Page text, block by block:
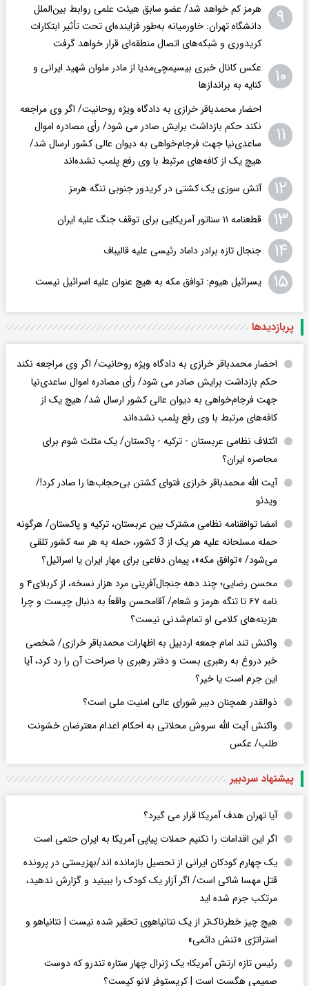
۹
هرمز کم خواهد شد/ عضو سابق هیئت علمی روابط بین‌الملل
دانشگاه تهران: خاورمیانه به‌طور فزاینده‌ای تحت تأثیر ابتکارات
کریدوری و شبکه‌های اتصال منطقه‌ای قرار خواهد گرفت
۱۰
عکس کانال خبری بیسیمچی‌مدیا از مادر ملوان شهید ایرانی و
کنایه به براندازها
۱۱
احضار محمدباقر خرازی به دادگاه ویژه روحانیت/ اگر وی مراجعه
نکند حکم بازداشت برایش صادر می شود/ رأی مصادره اموال
ساعدی‌نیا جهت فرجام‌خواهی به دیوان عالی کشور ارسال شد/
هیچ یک از کافه‌های مرتبط با وی رفع پلمب نشده‌اند
۱۲ آتش سوزی یک کشتی در کریدور جنوبی تنگه هرمز
۱۳ قطعنامه ۱۱ سناتور آمریکایی برای توقف جنگ علیه ایران
۱۴ جنجال تازه برادر داماد رئیسی علیه قالیباف
۱۵ یسرائیل هیوم: توافق مکه به هیچ عنوان علیه اسرائیل نیست
پربازدید‌ها
احضار محمدباقر خرازی به دادگاه ویژه روحانیت/ اگر وی مراجعه نکند
حکم بازداشت برایش صادر می شود/ رأی مصادره اموال ساعدی‌نیا
جهت فرجام‌خواهی به دیوان عالی کشور ارسال شد/ هیچ یک از
کافه‌های مرتبط با وی رفع پلمب نشده‌اند
ائتلاف نظامی عربستان - ترکیه - پاکستان/ یک مثلث شوم برای
محاصره ایران؟
آیت الله محمدباقر خرازی فتوای کشتن بی‌حجاب‌ها را صادر کرد!/
ویدئو
امضا توافقنامه نظامی مشترک بین عربستان، ترکیه و پاکستان/ هرگونه
حمله مسلحانه علیه هر یک از 3 کشور، حمله به هر سه کشور تلقی
می‌شود/ «توافق مکه»، پیمان دفاعی برای مهار ایران یا اسرائیل؟
محسن رضایی؛ چند دهه جنجال‌آفرینی مرد هزار نسخه، از کربلای۴ و
نامه ۶۷ تا تنگه هرمز و شعام/ آقا‌محسن واقعاً به دنبال چیست و چرا
هزینه‌های کلامی او تمام‌شدنی نیست؟
واکنش تند امام جمعه اردبیل به اظهارات محمدباقر خرازی/ شخصی
خبر دروغ به رهبری بست و دفتر رهبری با صراحت آن را رد کرد، آیا
این جرم است یا خیر؟
ذوالقدر همچنان دبیر شورای ‌عالی امنیت ملی است؟
واکنش آیت الله سروش محلاتی به احکام اعدام معترضان خشونت
طلب/ عکس
پیشنهاد سردبیر
آیا تهران هدف آمریکا قرار می گیرد؟
اگر این اقدامات را نکنیم حملات پیاپی آمریکا به ایران حتمی است
یک چهارم کودکان ایرانی از تحصیل بازمانده اند/بهزیستی در پرونده
قتل مهسا شاکی است/ اگر آزار یک کودک را ببینید و گزارش ندهید،
مرتکب جرم شده اید
هیچ چیز خطرناک‌تر از یک نتانیاهوی تحقیر شده نیست | نتانیاهو و
استراتژی «تنش دائمی»
رئیس تازه ارتش آمریکا؛ یک ژنرال چهار ستاره تندرو که دوست
صمیمی هگست است | کریستوفر لانو کیست؟